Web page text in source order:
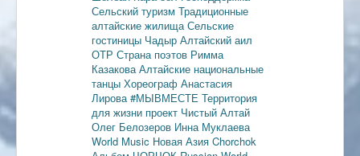
Сельский туризм Традиционные
алтайские жилища Сельские
гостиницы Чадыр Алтайский аил
ОТР Страна поэтов Римма
Казакова Алтайские национальные
танцы Хореограф Анастасия
Лирова #МЫВМЕСТЕ Территория
для жизни проект Чистый Алтай
Олег Белозеров Инна Муклаева
World Music Новая Азия Chorchok